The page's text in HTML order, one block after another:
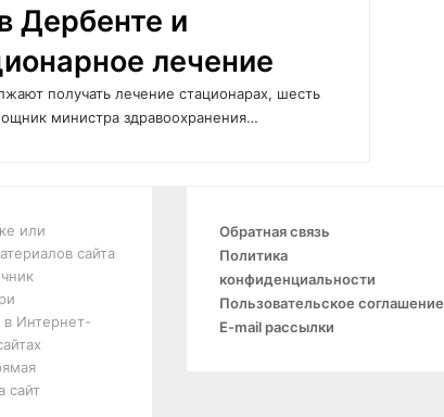
Дербенте и
лечение
получать лечение стационарах, шесть
министра здравоохранения…
или
сайта
в Интернет-
сайт
Обратная связь
Политика
конфиденциальности
Пользовательское соглашение
E-mail рассылки